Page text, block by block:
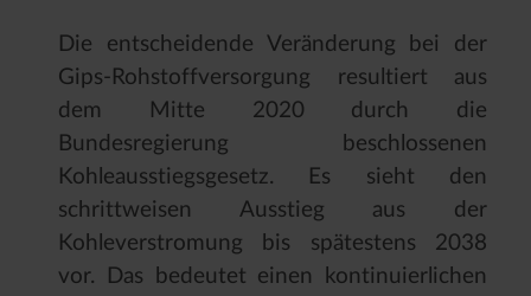
Die entscheidende Veränderung bei der
Gips-Rohstoffversorgung resultiert aus
dem Mitte 2020 durch die
Bundesregierung beschlossenen
Kohleausstiegsgesetz. Es sieht den
schrittweisen Ausstieg aus der
Kohleverstromung bis spätestens 2038
vor. Das bedeutet einen kontinuierlichen